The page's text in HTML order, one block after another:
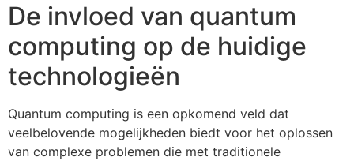
De invloed van quantum
computing op de huidige
technologieën
Quantum computing is een opkomend veld dat
veelbelovende mogelijkheden biedt voor het oplossen
van complexe problemen die met traditionele